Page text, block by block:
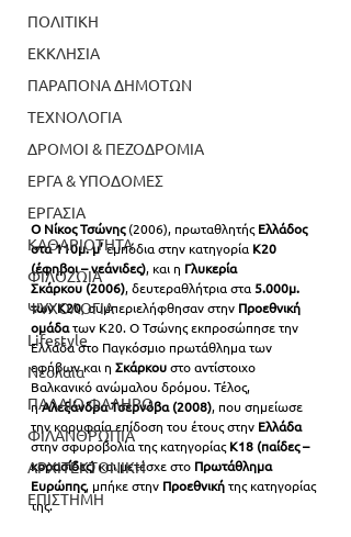
ΠΟΛΙΤΙΚΗ
ΕΚΚΛΗΣΙΑ
ΠΑΡΑΠΟΝΑ ΔΗΜΟΤΩΝ
ΤΕΧΝΟΛΟΓΙΑ
ΔΡΟΜΟΙ & ΠΕΖΟΔΡΟΜΙΑ
ΕΡΓΑ & ΥΠΟΔΟΜΕΣ
ΕΡΓΑΣΙΑ
ΚΑΘΑΡΙΟΤΗΤΑ
ΦΙΛΟΖΩΙΑ
ΨΥΧΟΛΟΓΙΑ
Lifestyle
Νεολαία
ΠΑΛΑΙΟ ΦΑΛΗΡΟ
ΦΙΛΑΝΘΡΩΠΙΑ
ΑΡΧΙΤΕΚΤΟΝΙΚΗ
ΕΠΙΣΤΗΜΗ
Ο Νίκος Τσώνης (2006), πρωταθλητής Ελλάδος
στα 110μ. μ’ εμπόδια στην κατηγορία Κ20
(έφηβοι – νεάνιδες), και η Γλυκερία
Σκάρκου (2006), δευτεραθλήτρια στα 5.000μ.
των Κ20, συμπεριελήφθησαν στην Προεθνική
ομάδα των Κ20. Ο Τσώνης εκπροσώπησε την
Ελλάδα στο Παγκόσμιο πρωτάθλημα των
εφήβων και η Σκάρκου στο αντίστοιχο
Βαλκανικό ανώμαλου δρόμου. Τέλος,
η Αλεξάνδρα Τσερνόβα (2008), που σημείωσε
την κορυφαία επίδοση του έτους στην Ελλάδα
στην σφυροβολία της κατηγορίας Κ18 (παίδες –
κορασίδες) και μετέσχε στο Πρωτάθλημα
Ευρώπης, μπήκε στην Προεθνική της κατηγορίας
της.